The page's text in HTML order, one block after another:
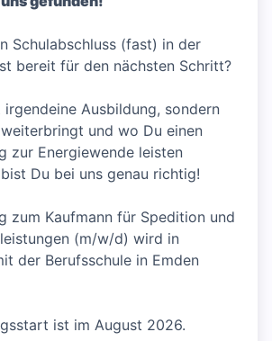
Schulabschluss (fast) in der
bereit für den nächsten Schritt?
Ausbildung, sondern
und wo Du einen
zur Energiewende leisten
Du bei uns genau richtig!
zum Kaufmann für Spedition und
(m/w/d) wird in
der Berufsschule in Emden
ist im August 2026.